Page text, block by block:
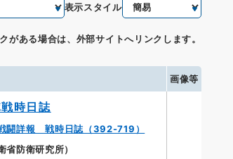
表示スタイル
がある場合は、外部サイトへリンクします。
画像等
時日誌
闘詳報 戦時日誌（392-719）
防衛研究所）